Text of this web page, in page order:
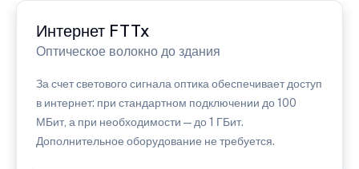
Интернет FTTx
Оптическое волокно до здания
За счет светового сигнала оптика обеспечивает доступ
в интернет: при стандартном подключении до 100
МБит, а при необходимости — до 1 ГБит.
Дополнительное оборудование не требуется.